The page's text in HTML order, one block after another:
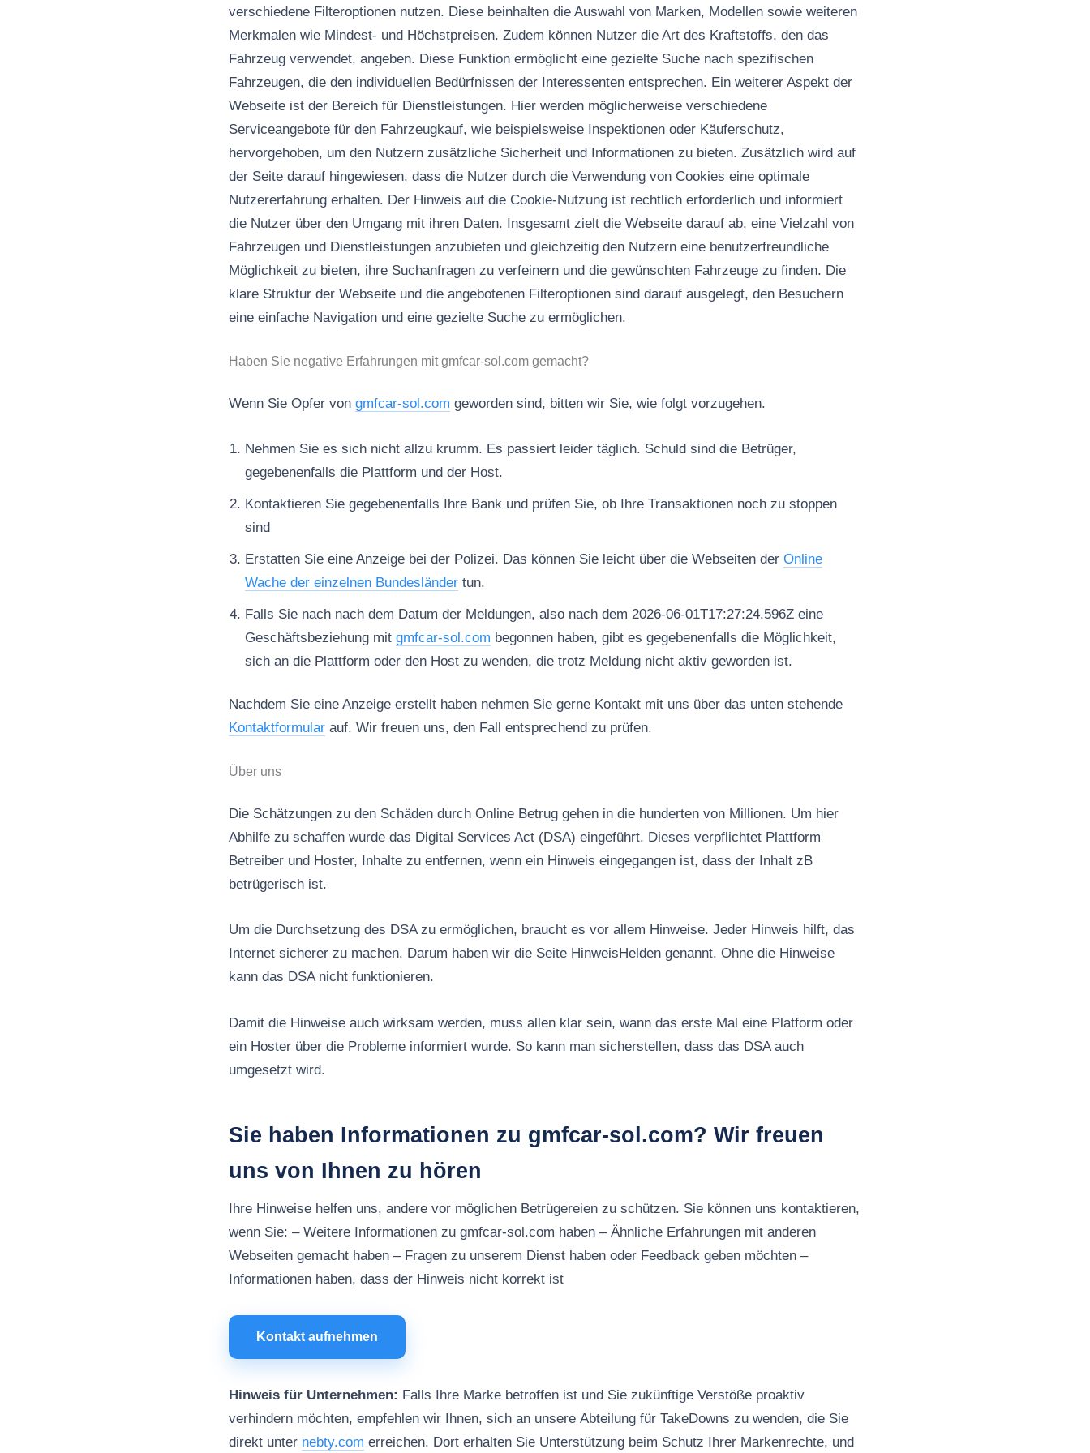
verschiedene Filteroptionen nutzen. Diese beinhalten die Auswahl von Marken, Modellen sowie weiteren
Merkmalen wie Mindest- und Höchstpreisen. Zudem können Nutzer die Art des Kraftstoffs, den das
Fahrzeug verwendet, angeben. Diese Funktion ermöglicht eine gezielte Suche nach spezifischen
Fahrzeugen, die den individuellen Bedürfnissen der Interessenten entsprechen. Ein weiterer Aspekt der
Webseite ist der Bereich für Dienstleistungen. Hier werden möglicherweise verschiedene
Serviceangebote für den Fahrzeugkauf, wie beispielsweise Inspektionen oder Käuferschutz,
hervorgehoben, um den Nutzern zusätzliche Sicherheit und Informationen zu bieten. Zusätzlich wird auf
der Seite darauf hingewiesen, dass die Nutzer durch die Verwendung von Cookies eine optimale
Nutzererfahrung erhalten. Der Hinweis auf die Cookie-Nutzung ist rechtlich erforderlich und informiert
die Nutzer über den Umgang mit ihren Daten. Insgesamt zielt die Webseite darauf ab, eine Vielzahl von
Fahrzeugen und Dienstleistungen anzubieten und gleichzeitig den Nutzern eine benutzerfreundliche
Möglichkeit zu bieten, ihre Suchanfragen zu verfeinern und die gewünschten Fahrzeuge zu finden. Die
klare Struktur der Webseite und die angebotenen Filteroptionen sind darauf ausgelegt, den Besuchern
eine einfache Navigation und eine gezielte Suche zu ermöglichen.
Haben Sie negative Erfahrungen mit gmfcar-sol.com gemacht?
Wenn Sie Opfer von gmfcar-sol.com geworden sind, bitten wir Sie, wie folgt vorzugehen.
Nehmen Sie es sich nicht allzu krumm. Es passiert leider täglich. Schuld sind die Betrüger,
gegebenenfalls die Plattform und der Host.
Kontaktieren Sie gegebenenfalls Ihre Bank und prüfen Sie, ob Ihre Transaktionen noch zu stoppen
sind
Erstatten Sie eine Anzeige bei der Polizei. Das können Sie leicht über die Webseiten der Online
Wache der einzelnen Bundesländer tun.
Falls Sie nach nach dem Datum der Meldungen, also nach dem 2026-06-01T17:27:24.596Z eine
Geschäftsbeziehung mit gmfcar-sol.com begonnen haben, gibt es gegebenenfalls die Möglichkeit,
sich an die Plattform oder den Host zu wenden, die trotz Meldung nicht aktiv geworden ist.
Nachdem Sie eine Anzeige erstellt haben nehmen Sie gerne Kontakt mit uns über das unten stehende
Kontaktformular auf. Wir freuen uns, den Fall entsprechend zu prüfen.
Über uns
Die Schätzungen zu den Schäden durch Online Betrug gehen in die hunderten von Millionen. Um hier
Abhilfe zu schaffen wurde das Digital Services Act (DSA) eingeführt. Dieses verpflichtet Plattform
Betreiber und Hoster, Inhalte zu entfernen, wenn ein Hinweis eingegangen ist, dass der Inhalt zB
betrügerisch ist.
Um die Durchsetzung des DSA zu ermöglichen, braucht es vor allem Hinweise. Jeder Hinweis hilft, das
Internet sicherer zu machen. Darum haben wir die Seite HinweisHelden genannt. Ohne die Hinweise
kann das DSA nicht funktionieren.
Damit die Hinweise auch wirksam werden, muss allen klar sein, wann das erste Mal eine Platform oder
ein Hoster über die Probleme informiert wurde. So kann man sicherstellen, dass das DSA auch
umgesetzt wird.
Sie haben Informationen zu gmfcar-sol.com? Wir freuen
uns von Ihnen zu hören
Ihre Hinweise helfen uns, andere vor möglichen Betrügereien zu schützen. Sie können uns kontaktieren,
wenn Sie: – Weitere Informationen zu gmfcar-sol.com haben – Ähnliche Erfahrungen mit anderen
Webseiten gemacht haben – Fragen zu unserem Dienst haben oder Feedback geben möchten –
Informationen haben, dass der Hinweis nicht korrekt ist
Kontakt aufnehmen
Hinweis für Unternehmen: Falls Ihre Marke betroffen ist und Sie zukünftige Verstöße proaktiv
verhindern möchten, empfehlen wir Ihnen, sich an unsere Abteilung für TakeDowns zu wenden, die Sie
direkt unter nebty.com erreichen. Dort erhalten Sie Unterstützung beim Schutz Ihrer Markenrechte, und